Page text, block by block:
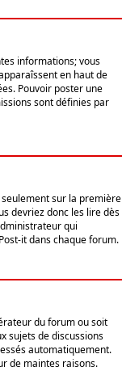
informations; vous
en haut de
Pouvoir poster une
sont définies par
sur la première
devriez donc les lire dès
qui
it dans chaque forum.
du forum ou soit
sujets de discussions
automatiquement.
de maintes raisons.